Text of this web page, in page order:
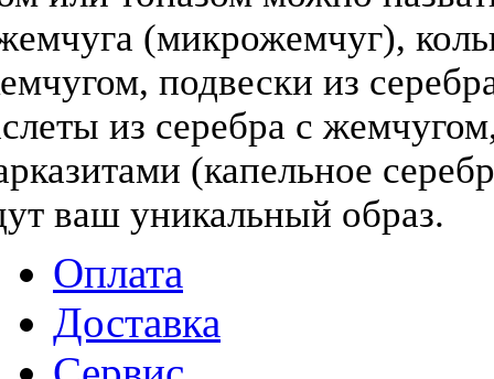
(микрожемчуг),
подвески из
из серебра с
(капельное
ваш уникальный образ.
Оплата
Доставка